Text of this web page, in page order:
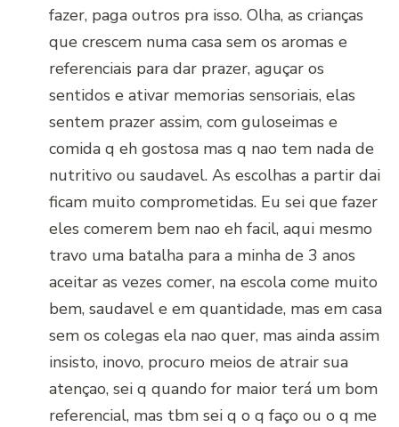
fazer, paga outros pra isso. Olha, as crianças
que crescem numa casa sem os aromas e
referenciais para dar prazer, aguçar os
sentidos e ativar memorias sensoriais, elas
sentem prazer assim, com guloseimas e
comida q eh gostosa mas q nao tem nada de
nutritivo ou saudavel. As escolhas a partir dai
ficam muito comprometidas. Eu sei que fazer
eles comerem bem nao eh facil, aqui mesmo
travo uma batalha para a minha de 3 anos
aceitar as vezes comer, na escola come muito
bem, saudavel e em quantidade, mas em casa
sem os colegas ela nao quer, mas ainda assim
insisto, inovo, procuro meios de atrair sua
atençao, sei q quando for maior terá um bom
referencial, mas tbm sei q o q faço ou o q me